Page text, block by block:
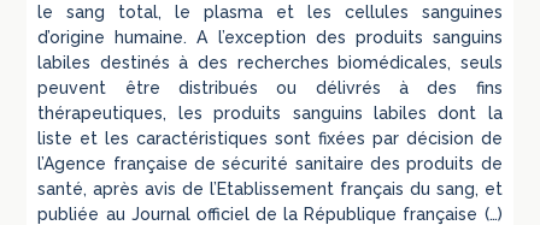
le sang total, le plasma et les cellules sanguines
d’origine humaine. A l’exception des produits sanguins
labiles destinés à des recherches biomédicales, seuls
peuvent être distribués ou délivrés à des fins
thérapeutiques, les produits sanguins labiles dont la
liste et les caractéristiques sont fixées par décision de
l’Agence française de sécurité sanitaire des produits de
santé, après avis de l’Etablissement français du sang, et
publiée au Journal officiel de la République française (…)